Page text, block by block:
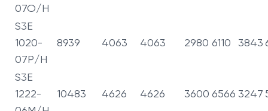
07O/H
S3E
1020-
07P/H
8939 4063 4063 2980 6110 3843
S3E
1222-
10483 4626 4626 3600 6566 3247